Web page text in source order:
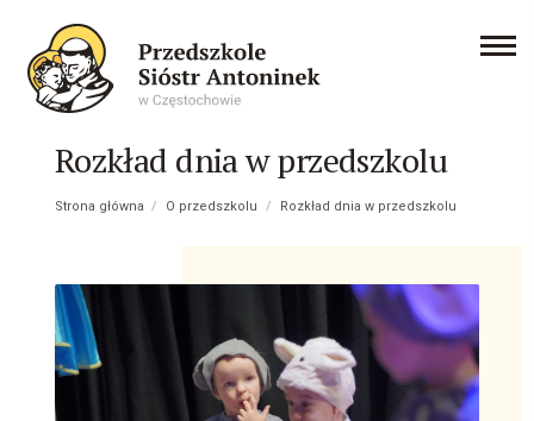
Rozkład dnia w przedszkolu
Strona główna / O przedszkolu / Rozkład dnia w przedszkolu